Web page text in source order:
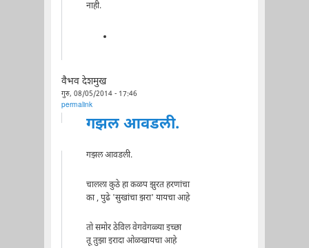
नाही.
वैभव देशमुख
गुरु, 08/05/2014 - 17:46
permalink
गझल आवडली.
गझल आवडली.
चालला कुठे हा कळप झुरत हरणांचा
का , पुढे 'सुखांचा झरा' यायचा आहे
तो समोर ठेविल वेगवेगळ्या इच्छा
तू तुझा इरादा ओळखायचा आहे